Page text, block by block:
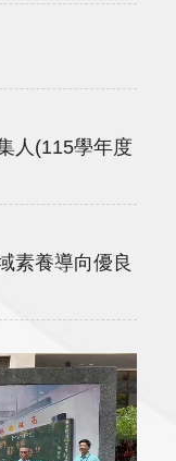
人(115學年度
素養導向優良